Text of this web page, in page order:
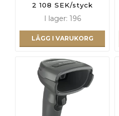
2 108 SEK/styck
I lager: 196
LÄGG I VARUKORG